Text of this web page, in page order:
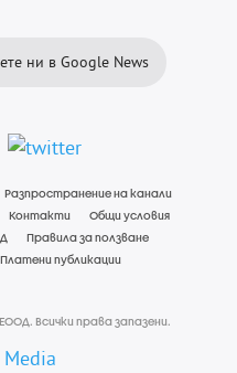
ни в Google News
Разпространение на канали
Контакти
Общи условия
Правила за ползване
Платени публикации
Всички права запазени.